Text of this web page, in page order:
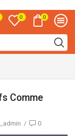
0 0
Comme
/ 0